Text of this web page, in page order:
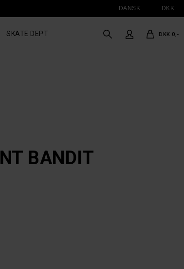
DANSK DKK
SKATE DEPT DKK 0,-
BANDIT